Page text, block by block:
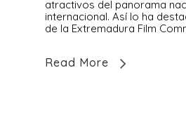
atractivos del panorama
internacional. Así lo ha
de la Extremadura Film
Read More